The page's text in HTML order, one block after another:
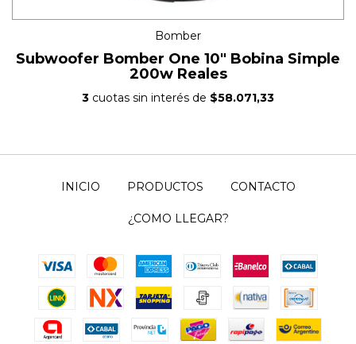
Bomber
Subwoofer Bomber One 10" Bobina Simple
200w Reales
3 cuotas sin interés de $58.071,33
INICIO PRODUCTOS CONTACTO
¿COMO LLEGAR?